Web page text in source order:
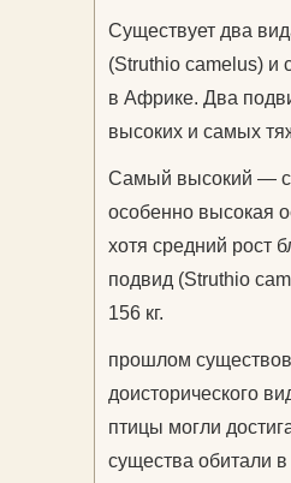
Существует два
(Struthio camelus) и
в Африке. Два
высоких и самых
Самый высокий —
особенно высокая
хотя средний
подвид (Struthio
156 кг.
прошлом
доисторического
птицы могли
существа обитали